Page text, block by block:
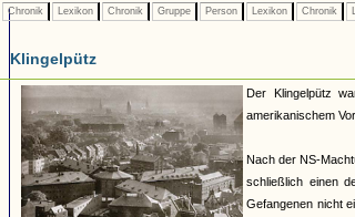
Chronik Lexikon Chronik Gruppe Person Lexikon Chronik
Klingelpütz
Der Klingelpütz
amerikanischem
Nach der NS-
schließlich einen
Gefangenen nicht